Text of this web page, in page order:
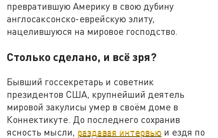
превратившую Америку в свою дубину
англосаксонско-еврейскую элиту,
нацелившуюся на мировое господство.
Столько сделано, и всё зря?
Бывший госсекретарь и советник
президентов США, крупнейший деятель
мировой закулисы умер в своём доме в
Коннектикуте. До последнего сохранив
ясность мысли, раздавая интервью и ездя по